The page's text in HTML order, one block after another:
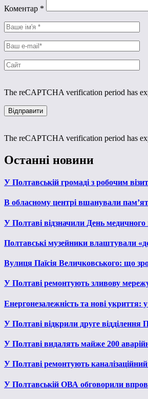
Коментар *
The reCAPTCHA verification period has
The reCAPTCHA verification period has
Останні новини
У Полтавській громаді з робочим
В обласному центрі вшанували
У Полтаві відзначили День медичного
Полтавські музейники влаштували
Вулиця Паїсія Величковського: що
У Полтаві ремонтують зливову
Енергонезалежність та нові
У Полтаві відкрили друге
У Полтаві видалять майже 200
У Полтаві ремонтують
У Полтавській ОВА обговорили